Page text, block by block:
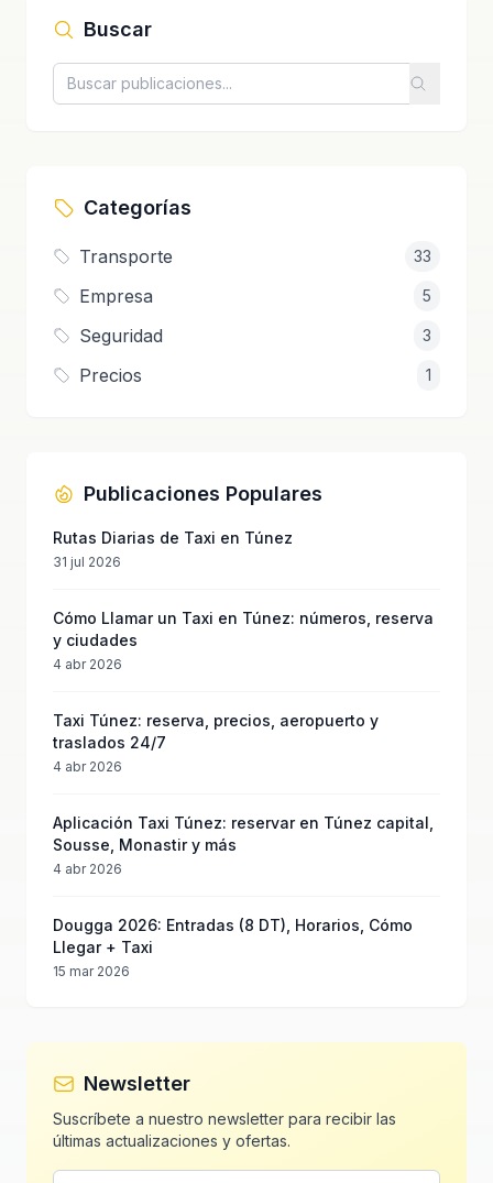
Buscar
Categorías
Transporte 33
Empresa 5
Seguridad 3
Precios 1
Publicaciones Populares
Rutas Diarias de Taxi en Túnez
31 jul 2026
Cómo Llamar un Taxi en Túnez: números, reserva
y ciudades
4 abr 2026
Taxi Túnez: reserva, precios, aeropuerto y
traslados 24/7
4 abr 2026
Aplicación Taxi Túnez: reservar en Túnez capital,
Sousse, Monastir y más
4 abr 2026
Dougga 2026: Entradas (8 DT), Horarios, Cómo
Llegar + Taxi
15 mar 2026
Newsletter
Suscríbete a nuestro newsletter para recibir las
últimas actualizaciones y ofertas.